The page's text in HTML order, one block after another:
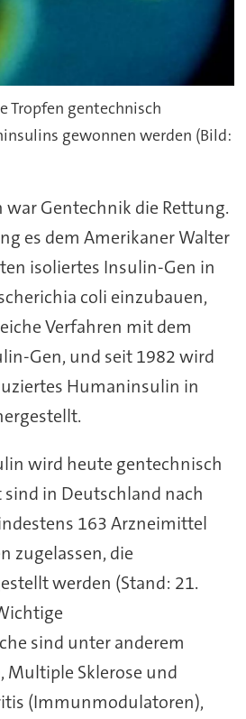
Tropfen gentechnisch
gewonnen werden (Bild:
war Gentechnik die Rettung.
es dem Amerikaner Walter
isoliertes Insulin-Gen in
coli einzubauen,
Verfahren mit dem
Gen, und seit 1982 wird
Humaninsulin in
wird heute gentechnisch
in Deutschland nach
163 Arzneimittel
zugelassen, die
werden (Stand: 21.
sind unter anderem
Multiple Sklerose und
(Immunmodulatoren),